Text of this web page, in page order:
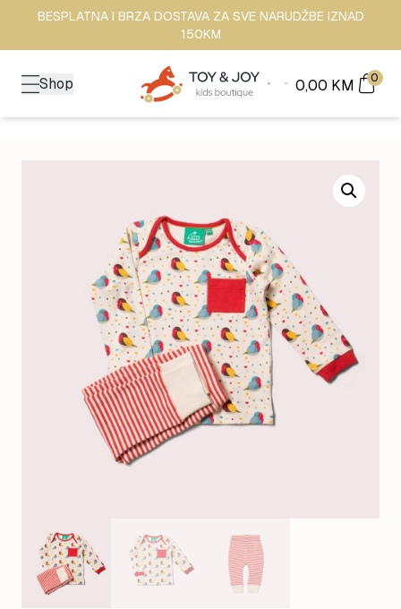
BESPLATNA I BRZA DOSTAVA ZA SVE NARUDŽBE IZNAD
150KM
Shop 0,00 KM 0